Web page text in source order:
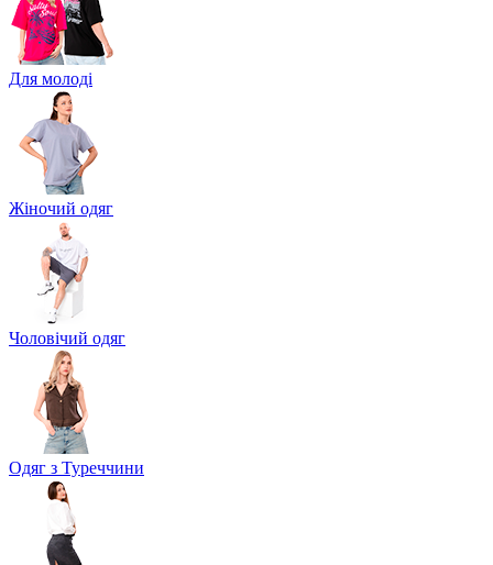
Для молоді
Жіночий одяг
Чоловічий одяг
Одяг з Туреччини